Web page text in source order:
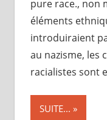
pure race., non
éléments
introduiraient
au nazisme, les
racialistes sont
SUITE...